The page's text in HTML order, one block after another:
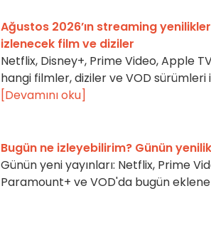
Ağustos 2026’ın streaming
izlenecek film ve diziler
Netflix, Disney+, Prime Video, Apple
hangi filmler, diziler ve VOD
[Devamını oku]
Bugün ne izleyebilirim? Günün
Günün yeni yayınları: Netflix, Prime
Paramount+ ve VOD'da bugün